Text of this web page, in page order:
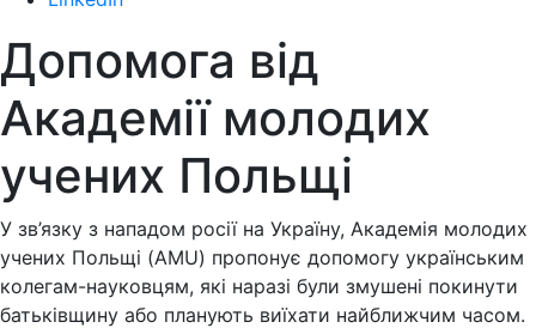
Допомога від
Академії молодих
учених Польщі
У зв’язку з нападом росії на Україну, Академія молодих
учених Польщі (AMU) пропонує допомогу українським
колегам-науковцям, які наразі були змушені покинути
батьківщину або планують виїхати найближчим часом.